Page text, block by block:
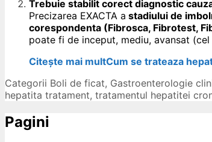
Trebuie stabilit corect diagnostic
Precizarea EXACTA a stadiului de
corespondenta (Fibrosca, Fibrotest,
poate fi de inceput, mediu, avansat
Citește mai multCum se trateaza
Categorii Boli de ficat, Gastroenterologie
hepatita tratament, tratamentul hepatitei
Pagini